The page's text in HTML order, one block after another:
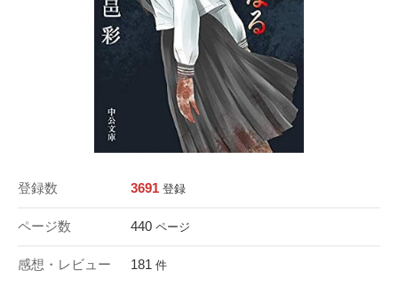
登録数 3691 登録
ページ数 440 ページ
感想・レビュー 181 件